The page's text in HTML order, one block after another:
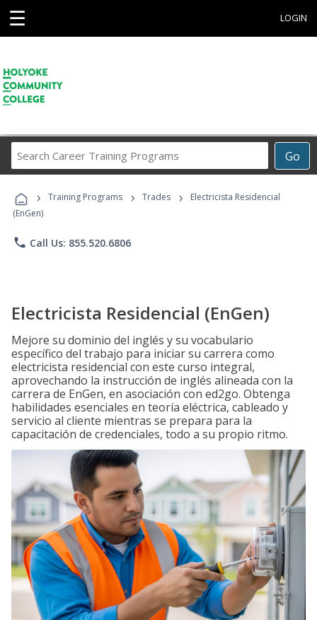
☰ LOGIN
Go
Career
Programs
› Training Programs › Trades ›
Electricista Residencial
(EnGen)
phone Call Us: 855.520.6806
Electricista Residencial (EnGen)
Mejore su dominio del inglés y su vocabulario
específico del trabajo para iniciar su carrera como
electricista residencial con este curso integral,
aprovechando la instrucción de inglés alineada con la
carrera de EnGen, en asociación con ed2go. Obtenga
habilidades esenciales en teoría eléctrica, cableado y
servicio al cliente mientras se prepara para la
capacitación de credenciales, todo a su propio ritmo.